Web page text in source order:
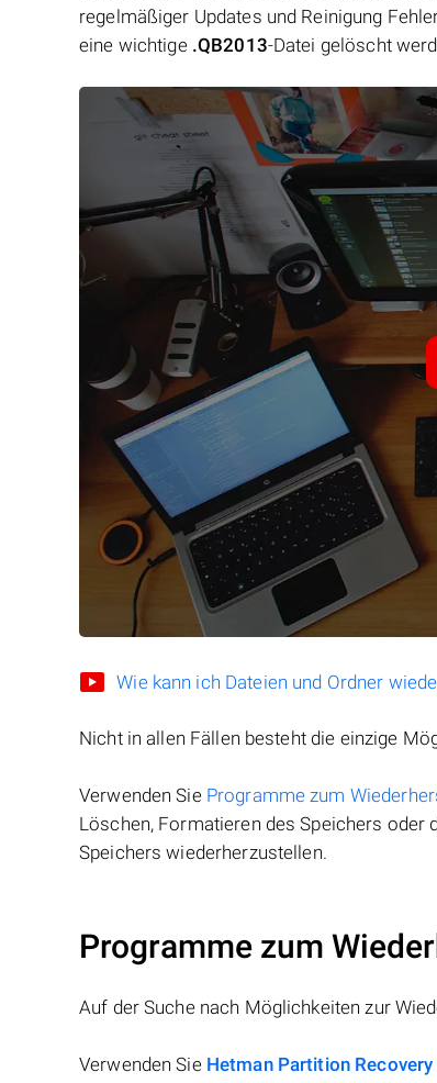
regelmäßiger Updates und Reinigung
eine wichtige .QB2013-Datei gelöscht
Wie kann ich Dateien und Ordner
Nicht in allen Fällen besteht die einzige
Verwenden Sie Programme zum
Löschen, Formatieren des Speichers oder
Speichers wiederherzustellen.
Programme zum
Auf der Suche nach Möglichkeiten zur
Verwenden Sie Hetman Partition Recovery